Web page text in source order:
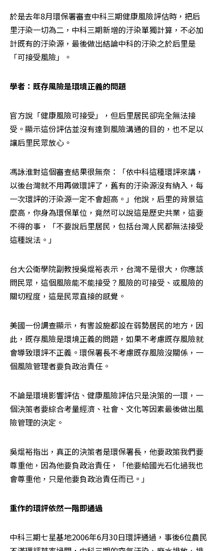
於是去年8月環保署審查中科三期健康風險評估時，把后
里汙染一切為二，中科三期新增的汙染單獨計算，不必加
計既有的汙染源，最後做出結論中科的汙染之於后里是
「可接受風險」。
學者：既存風險是環境正義的問題
官方說「健康風險可接受」，但后里居民卻完全無法接
受。顯示這份評估並沒有達到風險溝通的目的，也不足以
讓后里民眾放心。
馮詠淮對這個審查結果很無奈：「依中科這種環評來講，
以後台灣就不用再做環評了，舊有的汙染源沒有納入，每
一次環評的汙染源一定不會超高。」他說，后里的背景這
麼高，你身為環保單位，竟然可以說這是歷史共業，這要
不得的事，「不要說后里居民，包括台灣人民都無法接受
這種說法。」
台大公衛學院副教授吳焜裕表示，台灣不是很大，你應該
問民眾，這個風險能不能接受？風險的可接受、或風險的
關切程度，這是民眾直接的感覺。
美國一份調查顯示，有害設施都設在弱勢居民的地方，因
此，既存風險是環境正義的問題，如果不考慮既存風險就
會導致環評不正義。環保署長不考慮既存風險沒關係，一
個風險管理者要負政治責任。
不論是環境影響評估、健康風險評估只是決策的一環，一
個決策者要綜合考量經濟、社會、文化等因素最後做出風
險管理的決定。
吳焜裕指出，真正的決策者是環保署長，他要政策我們要
尊重他，因為他要負政治責任，「他要給國光石化過我也
會尊重他，只是他要負政治責任而已。」
重作的環評依然一階即通過
中科三期七星基地2006年6月30日環評通過，事後6位農民